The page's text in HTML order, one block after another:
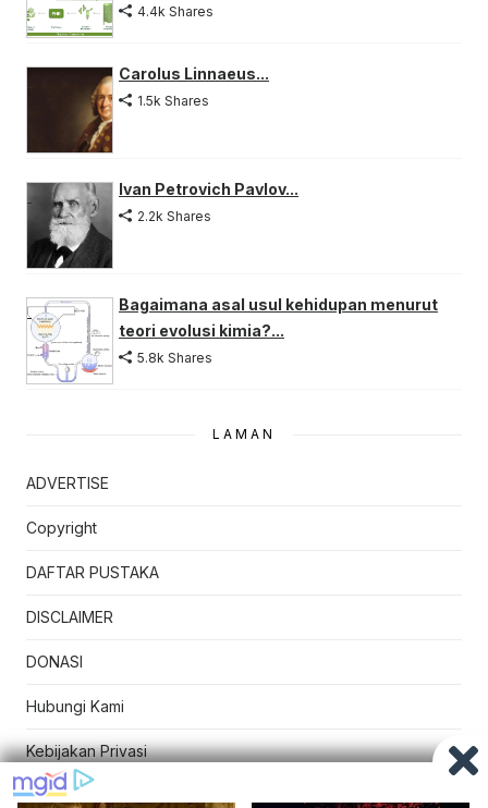
4.4k Shares
Carolus Linnaeus...
1.5k Shares
Ivan Petrovich Pavlov...
2.2k Shares
Bagaimana asal usul kehidupan menurut
teori evolusi kimia?...
5.8k Shares
LAMAN
ADVERTISE
Copyright
DAFTAR PUSTAKA
DISCLAIMER
DONASI
Hubungi Kami
Kebijakan Privasi